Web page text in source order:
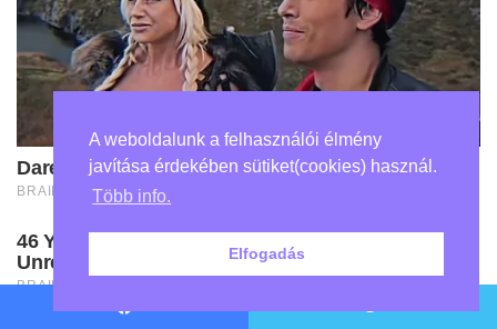
A weboldalunk a felhasználói élmény
javítása érdekében sütiket(cookies) használ.
Több info.
Elfogadás